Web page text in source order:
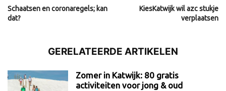
Schaatsen en coronaregels; kan
dat?
KiesKatwijk wil azc stukje
verplaatsen
GERELATEERDE ARTIKELEN
Zomer in Katwijk: 80 gratis
activiteiten voor jong & oud